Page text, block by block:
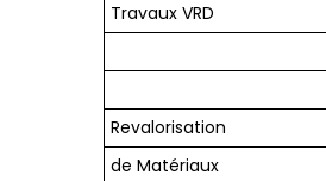
Travaux VRD
Revalorisation
de Matériaux